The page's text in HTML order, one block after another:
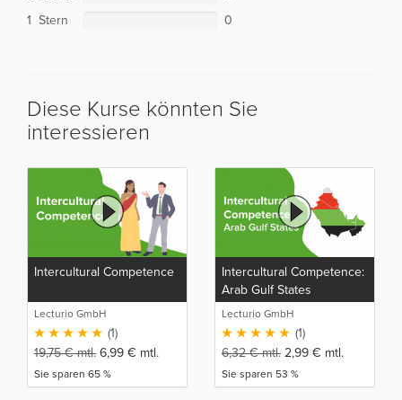
1 Stern
0
Diese Kurse könnten Sie
interessieren
Intercultural Competence
Lecturio GmbH
(1)
19,75€mtl. 6,99 € mtl.
Sie sparen 65 %
Intercultural Competence:
Arab Gulf States
Lecturio GmbH
(1)
6,32€mtl. 2,99 € mtl.
Sie sparen 53 %